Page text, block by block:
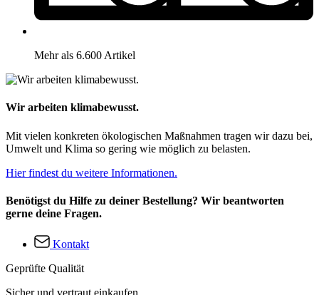
Mehr als 6.600 Artikel
Wir arbeiten klimabewusst.
Mit vielen konkreten ökologischen Maßnahmen tragen wir dazu bei,
Umwelt und Klima so gering wie möglich zu belasten.
Hier findest du weitere Informationen.
Benötigst du Hilfe zu deiner Bestellung? Wir beantworten
gerne deine Fragen.
Kontakt
Geprüfte Qualität
Sicher und vertraut einkaufen